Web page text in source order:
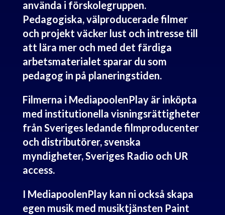
använda i förskolegruppen.
Pedagogiska, välproducerade filmer
och projekt väcker lust och intresse till
att lära mer och med det färdiga
arbetsmaterialet sparar du som
pedagog in på planeringstiden.
Filmerna i MediapoolenPlay är inköpta
med institutionella visningsrättigheter
från Sveriges ledande filmproducenter
och distributörer, svenska
myndigheter, Sveriges Radio och UR
access.
I MediapoolenPlay kan ni också skapa
egen musik med musiktjänsten Paint